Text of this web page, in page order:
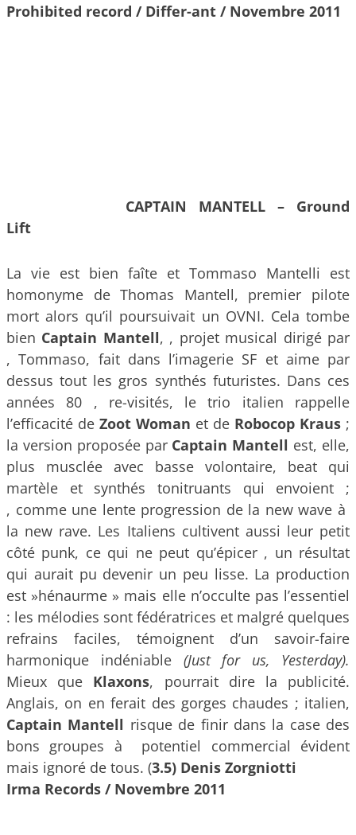
Prohibited record / Differ-ant / Novembre 2011
CAPTAIN MANTELL – Ground
Lift
La vie est bien faîte et Tommaso Mantelli est
homonyme de Thomas Mantell, premier pilote
mort alors qu’il poursuivait un OVNI. Cela tombe
bien Captain Mantell, , projet musical dirigé par
, Tommaso, fait dans l’imagerie SF et aime par
dessus tout les gros synthés futuristes. Dans ces
années 80 , re-visités, le trio italien rappelle
l’efficacité de Zoot Woman et de Robocop Kraus ;
la version proposée parCaptain Mantell est, elle,
plus musclée avec basse volontaire, beat qui
martèle et synthés tonitruants qui envoient ;
, comme une lente progression de la new wave à
la new rave. Les Italiens cultivent aussi leur petit
côté punk, ce qui ne peut qu’épicer , un résultat
qui aurait pu devenir un peu lisse. La production
est »hénaurme » mais elle n’occulte pas l’essentiel
: les mélodies sont fédératrices et malgré quelques
refrains faciles, témoignent d’un savoir-faire
harmonique indéniable(Just for us, Yesterday).
Mieux que Klaxons, pourrait dire la publicité.
Anglais, on en ferait des gorges chaudes ; italien,
Captain Mantell risque de finir dans la case des
bons groupes à potentiel commercial évident
mais ignoré de tous. (3.5) Denis Zorgniotti
Irma Records / Novembre 2011